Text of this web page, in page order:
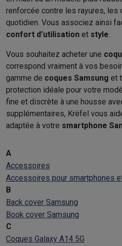
renforcée contre les rayures, les
quotidien. Vous associez ainsi
confort d’utilisation et style.
Vous souhaitez acheter une
correspond vraiment à vos
gamme de coques Samsung et
protection idéale pour votre
fine et discrète à une housse
supplémentaires, Krëfel vous
adaptée à votre smartphone
A
Accessoires
Accessoires pour smartphones
B
Back cover Samsung
Book cover Samsung
C
Coques Galaxy A14 5G